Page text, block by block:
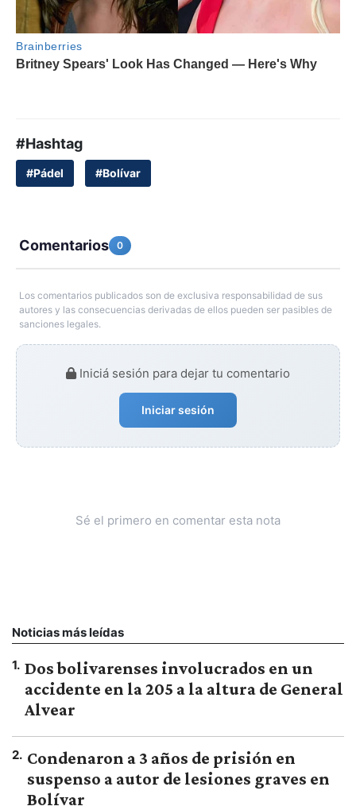
#Hashtag
#Pádel #Bolívar
Comentarios 0
Los comentarios publicados son de exclusiva responsabilidad de sus
autores y las consecuencias derivadas de ellos pueden ser pasibles de
sanciones legales.
Iniciá sesión para dejar tu comentario
Iniciar sesión
Sé el primero en comentar esta nota
Noticias más leídas
1. Dos bolivarenses involucrados en un
accidente en la 205 a la altura de General
Alvear
2. Condenaron a 3 años de prisión en
suspenso a autor de lesiones graves en
Bolívar